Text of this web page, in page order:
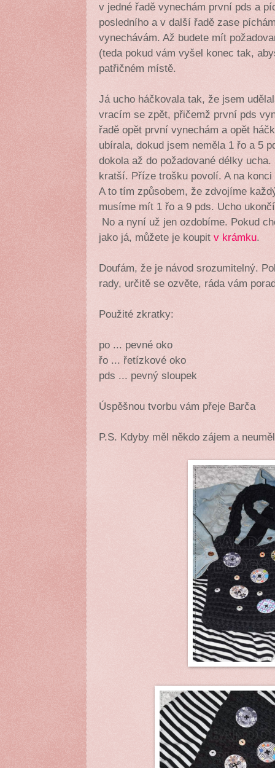
v jedné řadě vynechám první pds a
posledního a v další řadě zase
vynechávám. Až budete mít
(teda pokud vám vyšel konec tak,
patřičném místě.
Já ucho háčkovala tak, že jsem
vracím se zpět, přičemž první pds
řadě opět první vynechám a opět
ubírala, dokud jsem neměla 1 řo a 5
dokola až do požadované délky
kratší. Příze trošku povolí. A na
A to tím způsobem, že zdvojíme
musíme mít 1 řo a 9 pds. Ucho
No a nyní už jen ozdobíme. Pokud
jako já, můžete je koupit v krámku.
Doufám, že je návod srozumitelný.
rady, určitě se ozvěte, ráda vám
Použité zkratky:
po ... pevné oko
řo ... řetízkové oko
pds ... pevný sloupek
Úspěšnou tvorbu vám přeje Barča
P.S. Kdyby měl někdo zájem a